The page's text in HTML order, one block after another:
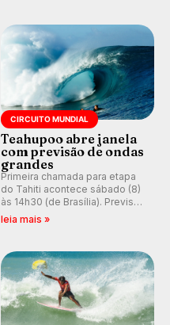
prática em esporte e indústria.
CIRCUITO MUNDIAL
Teahupoo abre janela
com previsão de ondas
grandes
Primeira chamada para etapa
do Tahiti acontece sábado (8)
às 14h30 (de Brasília). Previsão
indica swell consistente.
Kelly Slater convidado.
leia mais »